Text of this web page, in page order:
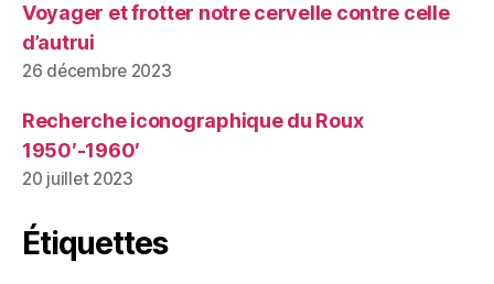
Voyager et frotter notre cervelle contre celle
d’autrui
26 décembre 2023
Recherche iconographique du Roux
1950′-1960′
20 juillet 2023
Étiquettes